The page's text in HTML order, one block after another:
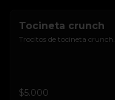
Tocineta crunch
Trocitos de tocineta crunch.
$5.000